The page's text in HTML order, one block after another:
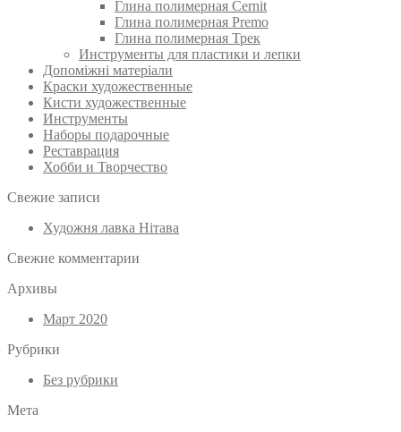
Глина полимерная Cernit
Глина полимерная Premo
Глина полимерная Трек
Инструменты для пластики и лепки
Допоміжні матеріали
Краски художественные
Кисти художественные
Инструменты
Наборы подарочные
Реставрация
Хобби и Творчество
Свежие записи
Художня лавка Нітава
Свежие комментарии
Архивы
Март 2020
Рубрики
Без рубрики
Мета